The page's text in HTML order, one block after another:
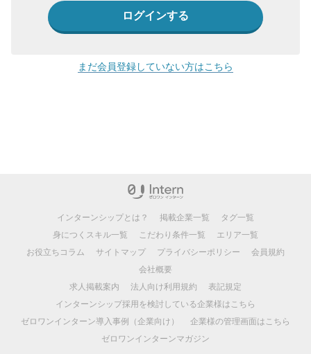
まだ会員登録していない方はこちら
インターンシップとは？ 掲載企業一覧
タグ一覧
身につくスキル一覧
こだわり条件一覧
エリア一覧
お役立ちコラム
サイトマップ プライバシーポリシー
会員規約
会社概要
求人掲載案内
法人向け利用規約
表記規定
インターンシップ採用を検討している企業様はこちら
ゼロワンインターン導入事例（企業向け）
企業様の管理画面はこちら
ゼロワンインターンマガジン